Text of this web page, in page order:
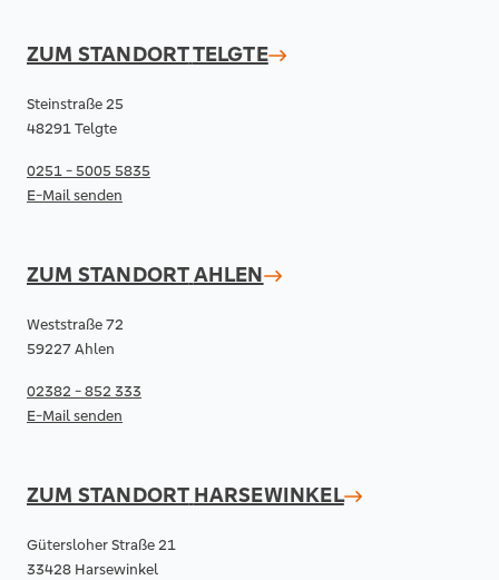
ZUM STANDORTTELGTE
Steinstraße 25
48291 Telgte
0251 - 5005 5835
E-Mail senden
ZUM STANDORTAHLEN
Weststraße 72
59227 Ahlen
02382 - 852 333
E-Mail senden
ZUM STANDORT HARSEWINKEL
Gütersloher Straße 21
33428 Harsewinkel